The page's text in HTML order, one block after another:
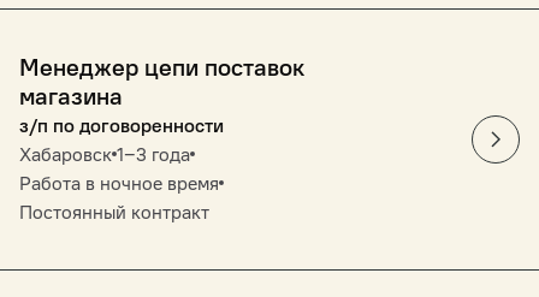
Менеджер цепи поставок
магазина
з/п по договоренности
Хабаровск 1‒3 года
Работа в ночное время
Постоянный контракт